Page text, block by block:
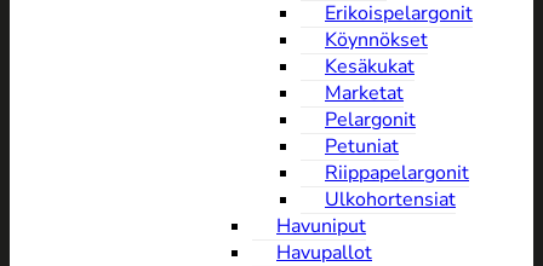
Erikoispelargonit
Köynnökset
Kesäkukat
Marketat
Pelargonit
Petuniat
Riippapelargonit
Ulkohortensiat
Havuniput
Havupallot